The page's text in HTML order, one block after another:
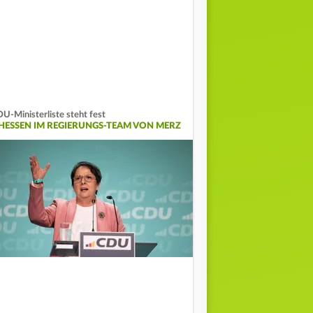
Ministerliste steht fest
IM REGIERUNGS-TEAM VON MERZ